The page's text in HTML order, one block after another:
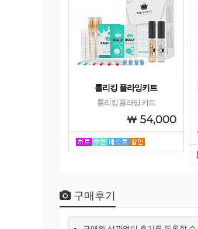
롤리킹 플라잉키트
롤리킹 플라잉 키트
54,000
구매후기